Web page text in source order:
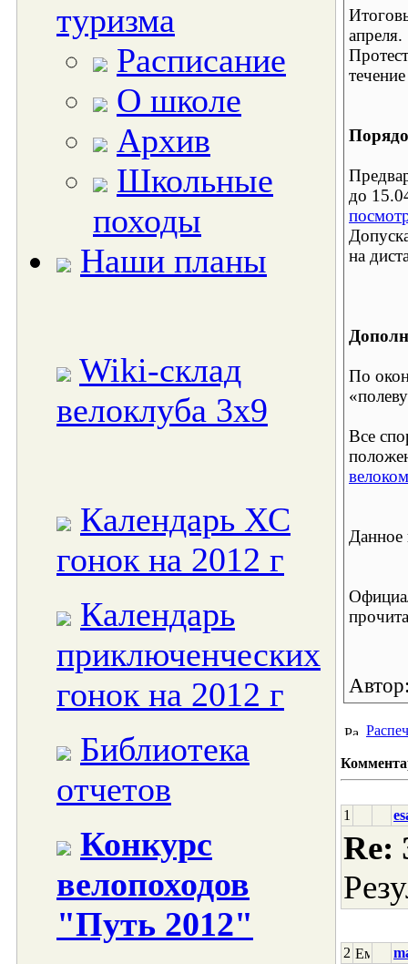
туризма
Расписание
О школе
Архив
Школьные
походы
Наши планы
Wiki-склад
велоклуба 3x9
Календарь ХС
гонок на 2012 г
Календарь
приключенческих
гонок на 2012 г
Библиотека
отчетов
Конкурс
велопоходов
"Путь 2012"
апреля.
до
на
По
Все
Данное
1
2